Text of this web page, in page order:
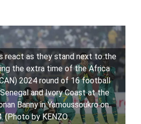
react as they stand next to the
the extra time of the Africa
2024 round of 16 football
and Ivory Coast at the
Banny in Yamoussoukro on
(Photo by KENZO